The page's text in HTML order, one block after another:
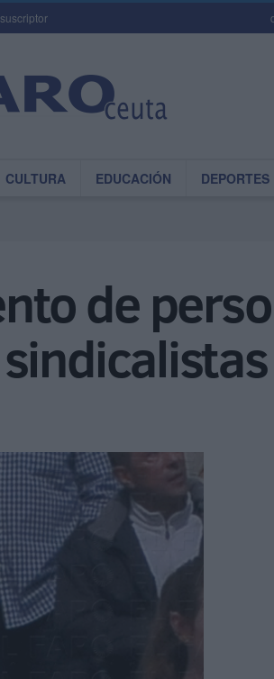
CULTURA EDUCACIÓN DEPORTES
de